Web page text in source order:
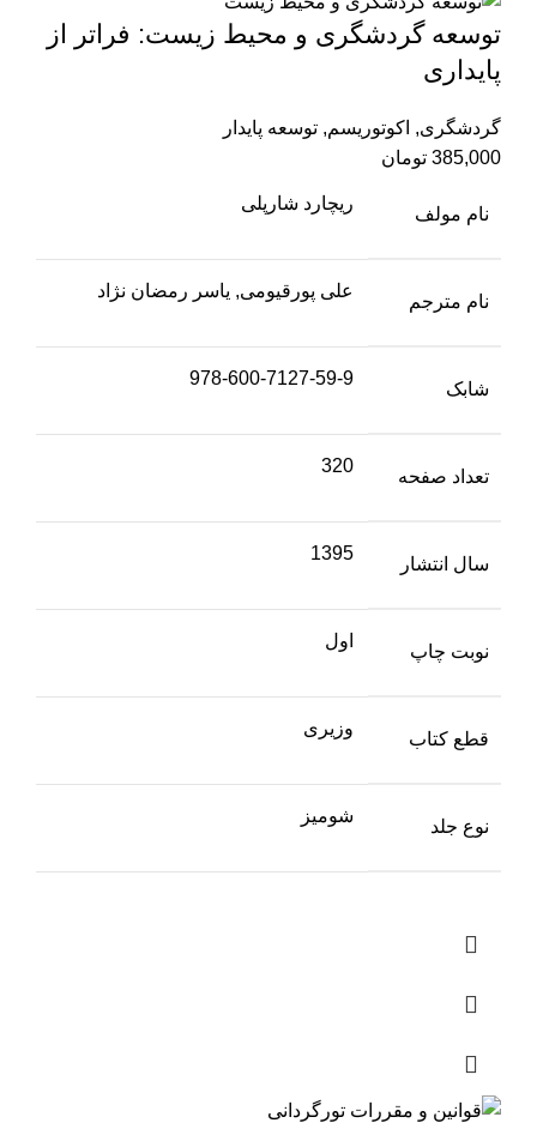
توسعه گردشگری و محیط زیست: فراتر از
پایداری
گردشگری, اکوتوریسم, توسعه پایدار
385,000 تومان
نام مولف
ریچارد شارپلی
نام مترجم
علی پورقیومی, یاسر رمضان نژاد
شابک
978-600-7127-59-9
تعداد صفحه
320
سال انتشار
1395
نوبت چاپ
اول
قطع کتاب
وزیری
نوع جلد
شومیز